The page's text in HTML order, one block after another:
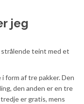
jeg
strålende teint med et
form af tre pakker. Den
den anden er en tre
er gratis, mens